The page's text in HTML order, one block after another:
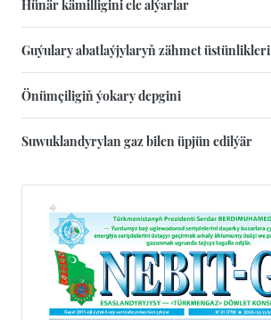
Hünär kämilligini ele alýarlar
Guýulary abatlaýjylaryň zähmet üstünlikleri
Önümçiligiň ýokary depgini
Suwuklandyrylan gaz bilen üpjün edilýär